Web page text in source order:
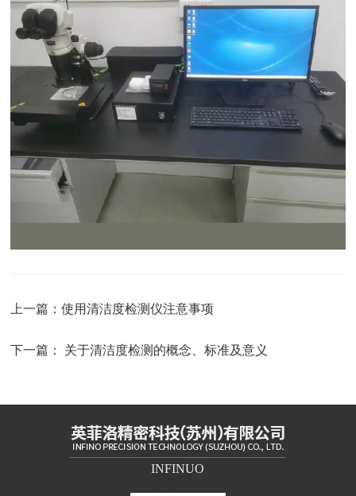
上一篇：使用清洁度检测仪注意事项
下一篇： 关于清洁度检测的概念、标准及意义
INFINUO